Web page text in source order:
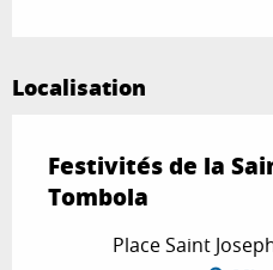
Localisation
Festivités de la
Tombola
Place Saint